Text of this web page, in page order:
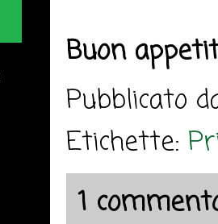
Buon
Pubblicato
Etichette:
1